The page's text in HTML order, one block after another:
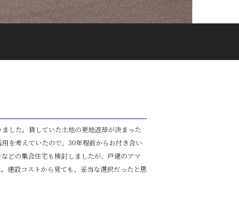
した。貸していた土地の更地返却が決まった
を考えていたので、30年程前からお付き合い
どの集合住宅も検討しましたが、戸建のアマ
建設コストから見ても、妥当な選択だったと思